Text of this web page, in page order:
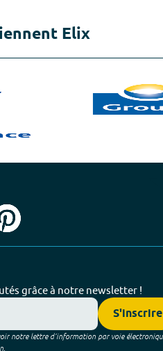
Elix
grâce à notre newsletter !
S'inscrire
notre lettre d’information par voie